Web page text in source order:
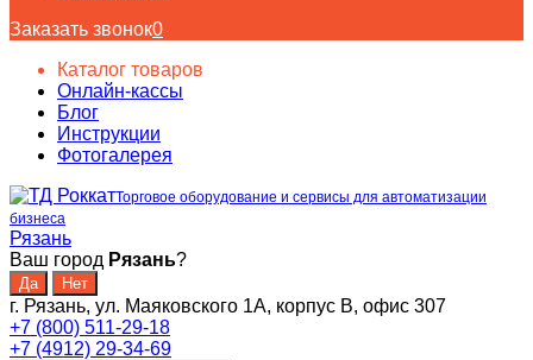
Заказать звонок0
Каталог товаров
Онлайн-кассы
Блог
Инструкции
Фотогалерея
Торговое оборудование и сервисы для автоматизации
бизнеса
Рязань
Ваш город Рязань?
г. Рязань, ул. Маяковского 1А, корпус B, офис 307
+7 (800) 511-29-18
+7 (4912) 29-34-69